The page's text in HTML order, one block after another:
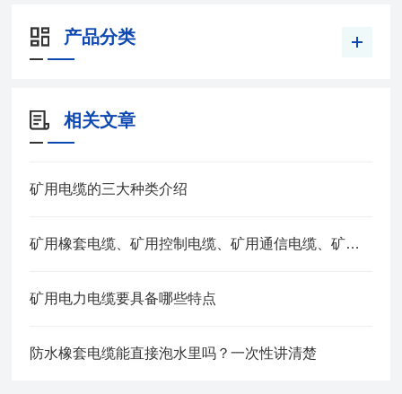
产品分类
相关文章
矿用电缆的三大种类介绍
矿用橡套电缆、矿用控制电缆、矿用通信电缆、矿用电力电缆、矿用计算机电缆区别，看完不选错
矿用电力电缆要具备哪些特点
防水橡套电缆能直接泡水里吗？一次性讲清楚